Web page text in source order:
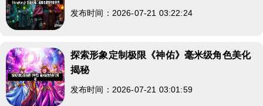
发布时间：2026-07-21 03:22:24
探索形象定制极限《神佑》毫米级角色美化
揭秘
发布时间：2026-07-21 03:01:59